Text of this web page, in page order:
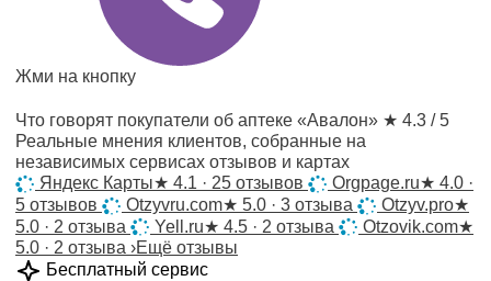
Жми на кнопку
Что говорят покупатели об аптеке «Авалон» ★ 4.3 / 5
Реальные мнения клиентов, собранные на
независимых сервисах отзывов и картах
Яндекс Карты★ 4.1 · 25 отзывов Orgpage.ru★ 4.0 ·
5 отзывов
Otzyvru.com★ 5.0 · 3 отзыва Otzyv.pro★
5.0 · 2 отзыва
Yell.ru★ 4.5 · 2 отзыва Otzovik.com★
5.0 · 2 отзыва ›Ещё отзывы
Бесплатный сервис